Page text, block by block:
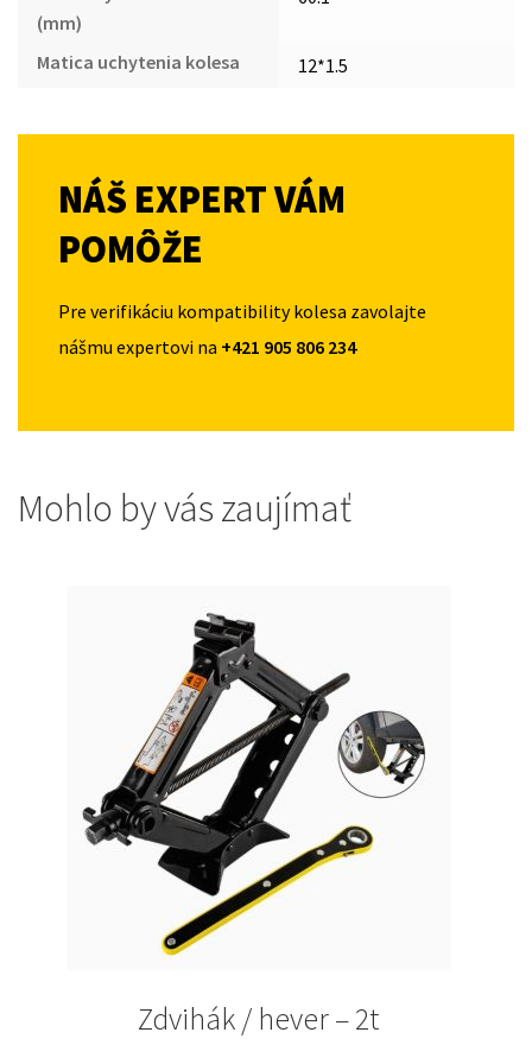
(mm)
Matica uchytenia kolesa 12*1.5
NÁŠ EXPERT VÁM
POMÔŽE
Pre verifikáciu kompatibility kolesa zavolajte
nášmu expertovi na +421 905 806 234
Mohlo by vás zaujímať
Zdvihák / hever – 2t